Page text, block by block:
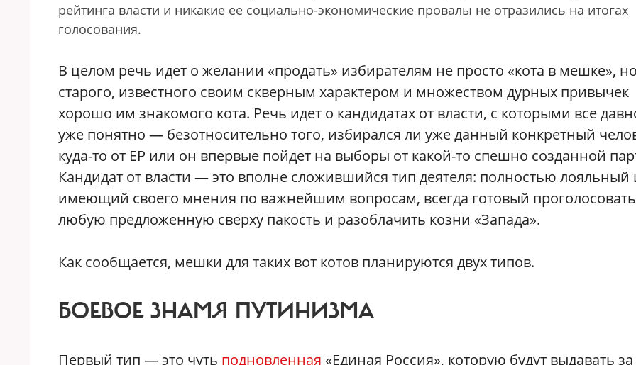
рейтинга власти и никакие ее социально-экономические провалы не отразились на итогах
голосования.
В целом речь идет о желании «продать» избирателям не просто «кота в мешке»,
старого, известного своим скверным характером и множеством дурных привычек
хорошо им знакомого кота. Речь идет о кандидатах от власти, с которыми все
уже понятно — безотносительно того, избирался ли уже данный конкретный
куда-то от ЕР или он впервые пойдет на выборы от какой-то спешно созданной
Кандидат от власти — это вполне сложившийся тип деятеля: полностью лояльный
имеющий своего мнения по важнейшим вопросам, всегда готовый
любую предложенную сверху пакость и разоблачить козни «Запада».
Как сообщается, мешки для таких вот котов планируются двух типов.
БОЕВОЕ ЗНАМЯ ПУТИНИЗМА
Первый тип — это чуть подновленная «Единая Россия», которую будут выдавать